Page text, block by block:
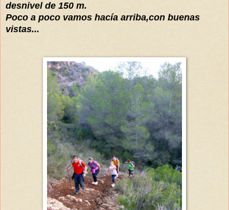
desnivel de 150 m.
Poco a poco vamos hacía arriba,con buenas
vistas...